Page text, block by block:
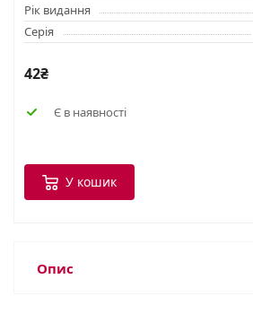
Рік видання
Серія
42₴
Є в наявності
У кошик
Опис